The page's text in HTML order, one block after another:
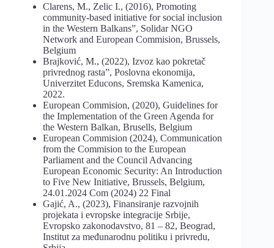
Clarens, M., Zelic I., (2016), Promoting
community-based initiative for social inclusion
in the Western Balkans”, Solidar NGO
Network and European Commision, Brussels,
Belgium
Brajković, M., (2022), Izvoz kao pokretač
privrednog rasta”, Poslovna ekonomija,
Univerzitet Educons, Sremska Kamenica,
2022.
European Commision, (2020), Guidelines for
the Implementation of the Green Agenda for
the Western Balkan, Brusells, Belgium
European Commision (2024), Communication
from the Commision to the European
Parliament and the Council Advancing
European Economic Security: An Introduction
to Five New Initiative, Brussels, Belgium,
24.01.2024 Com (2024) 22 Final
Gajić, A., (2023), Finansiranje razvojnih
projekata i evropske integracije Srbije,
Evropsko zakonodavstvo, 81 – 82, Beograd,
Institut za međunarodnu politiku i privredu,